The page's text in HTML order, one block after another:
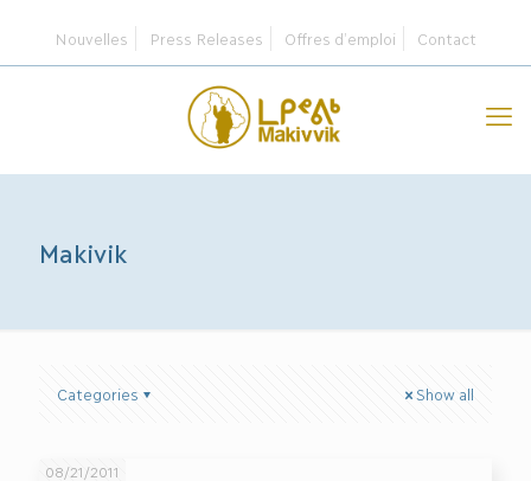
Nouvelles Press Releases Offres d’emploi Contact
Makivik
Categories Show all
08/21/2011